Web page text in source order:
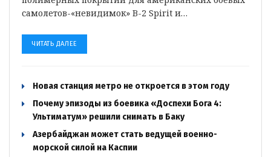
самолетов-«невидимок» B-2 Spirit и…
ЧИТАТЬ ДАЛЕЕ
Новая станция метро не откроется в этом году
Почему эпизоды из боевика «Доспехи Бога 4:
Ультиматум» решили снимать в Баку
Азербайджан может стать ведущей военно-
морской силой на Каспии